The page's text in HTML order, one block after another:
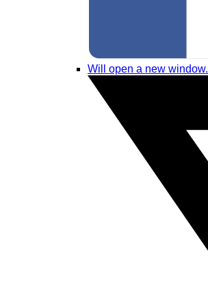
Will open a new window.